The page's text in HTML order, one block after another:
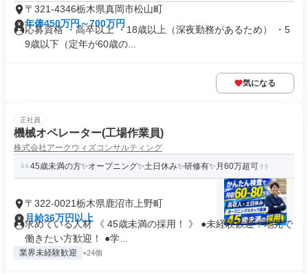
〒321-4346栃木県真岡市松山町
年俸450万円～700万円
応募資格 ・高卒以上 ・18歳以上（深夜勤務があるため） ・5
9歳以下（定年が60歳の...
気になる
正社員
機械オペレーター(工場作業員)
株式会社アークウィズコンサルティング
45歳未満の方✨オープニング✨土日休み✨研修有✨月60万超可
〒322-0021栃木県鹿沼市上野町
月給36万円以上
求めている人材 《 45歳未満の採用！ 》 ●未経験歓迎！地元で
働きたい方歓迎！ ●学...
業界未経験歓迎 +24個